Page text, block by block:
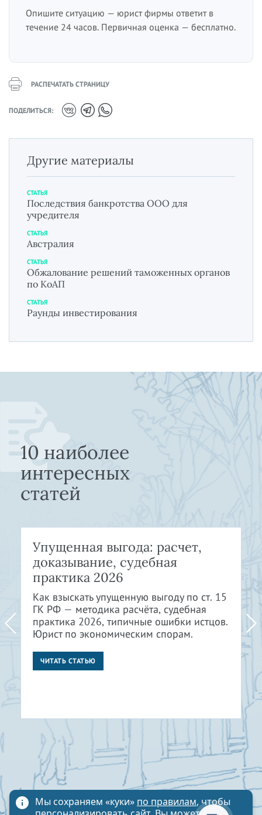
Опишите ситуацию — юрист фирмы ответит в
течение 24 часов. Первичная оценка — бесплатно.
РАСПЕЧАТАТЬ СТРАНИЦУ
ПОДЕЛИТЬСЯ:
Другие материалы
СТАТЬЯ
Последствия банкротства ООО для
учредителя
СТАТЬЯ
Австралия
СТАТЬЯ
Обжалование решений таможенных органов
по КоАП
СТАТЬЯ
Раунды инвестирования
10 наиболее
интересных
статей
Упущенная выгода: расчет,
доказывание, судебная
практика 2026
Как взыскать упущенную выгоду по ст. 15
ГК РФ — методика расчёта, судебная
практика 2026, типичные ошибки истцов.
Юрист по экономическим спорам.
ЧИТАТЬ СТАТЬЮ
Мы сохраняем «куки» по правилам, чтобы